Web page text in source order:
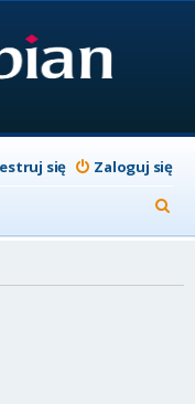
Zaloguj się
się
z